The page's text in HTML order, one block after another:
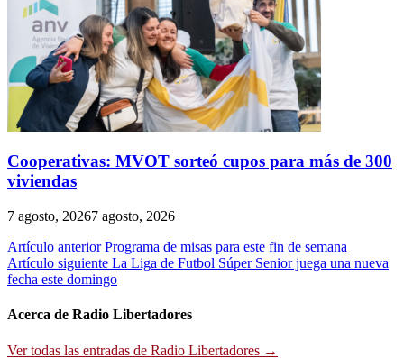
Cooperativas: MVOT sorteó cupos para más de 300
viviendas
7 agosto, 20267 agosto, 2026
Navegación
de
Artículo anterior Programa de misas para este fin de semana
Artículo siguiente La Liga de Futbol Súper Senior juega una nueva
fecha este domingo
Acerca de Radio Libertadores
Ver todas las entradas de Radio Libertadores →